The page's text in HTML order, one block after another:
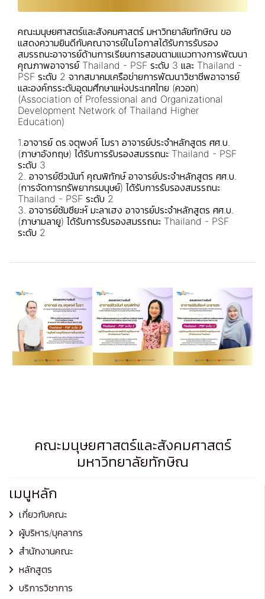
คณะมนุษยศาสตร์และสังคมศาสตร์ มหาวิทยาลัยทักษิณ ขอ
แสดงความยินดีกับคณาจารย์ในโอกาสได้รับการรับรอง
สมรรถนะอาจารย์ด้านการเรียนการสอนตามแนวทางการพัฒนา
คุณภาพอาจารย์ Thailand - PSF ระดับ 3 และ Thailand -
PSF ระดับ 2 จากสมาคมเครือข่ายการพัฒนาวิชาชีพอาจารย์
และองค์กรระดับอุดมศึกษาแห่งประเทศไทย (ควอท)
(Association of Professional and Organizational
Development Network of Thailand Higher
Education)
1.อาจารย์ ดร.จตุพงค์ โมรา อาจารย์ประจำหลักสูตร ศศ.บ.
(ภาษาอังกฤษ) ได้รับการรับรองสมรรถนะ Thailand - PSF
ระดับ 3
2. อาจารย์ชีวนันท์ คุณพิทักษ์ อาจารย์ประจำหลักสูตร ศศ.บ.
(การจัดการทรัพยากรมนุษย์) ได้รับการรับรองสมรรถนะ
Thailand - PSF ระดับ 2
3. อาจารย์ซัมซียะห์ มะลาเฮง อาจารย์ประจำหลักสูตร ศศ.บ.
(ภาษามลายู) ได้รับการรับรองสมรรถนะ Thailand - PSF
ระดับ 2
คณะมนุษยศาสตร์และสังคมศาสตร์
มหาวิทยาลัยทักษิณ
เมนูหลัก
เกี่ยวกับคณะ
ผู้บริหาร/บุคลากร
สำนักงานคณะ
หลักสูตร
บริการวิชาการ